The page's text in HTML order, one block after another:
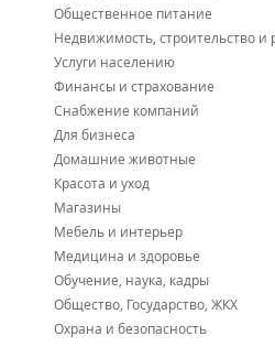
Общественное питание
Недвижимость, строительство и
Услуги населению
Финансы и страхование
Снабжение компаний
Для бизнеса
Домашние животные
Красота и уход
Магазины
Мебель и интерьер
Медицина и здоровье
Обучение, наука, кадры
Общество, Государство, ЖКХ
Охрана и безопасность